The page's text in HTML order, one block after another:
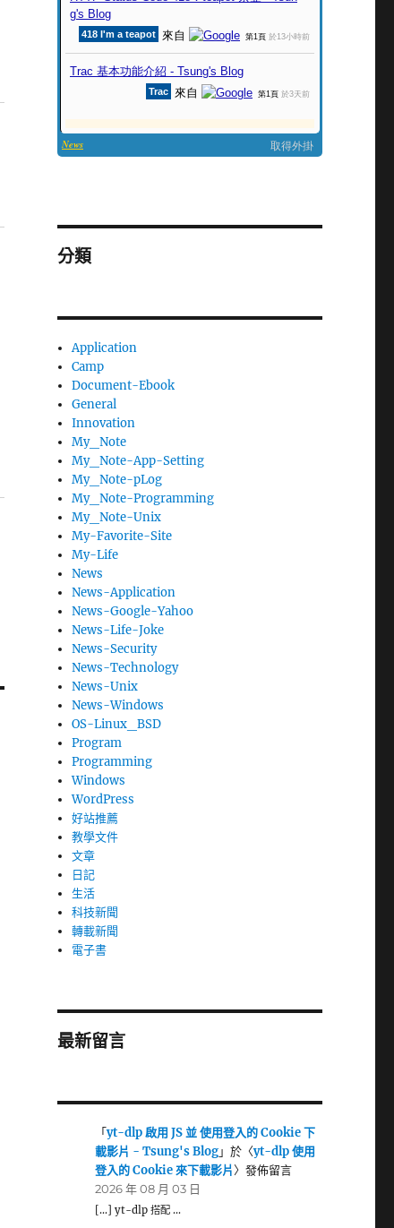
分類
Application
Camp
Document-Ebook
General
Innovation
My_Note
My_Note-App-Setting
My_Note-pLog
My_Note-Programming
My_Note-Unix
My-Favorite-Site
My-Life
News
News-Application
News-Google-Yahoo
News-Life-Joke
News-Security
News-Technology
News-Unix
News-Windows
OS-Linux_BSD
Program
Programming
Windows
WordPress
好站推薦
教學文件
文章
日記
生活
科技新聞
轉載新聞
電子書
最新留言
「yt-dlp 啟用 JS 並 使用登入的 Cookie 下
載影片 - Tsung's Blog」於〈yt-dlp 使用
登入的 Cookie 來下載影片〉發佈留言
2026 年 08 月 03 日
[…] yt-dlp 搭配 …